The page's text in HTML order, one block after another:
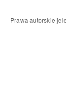
Prawa autorskie